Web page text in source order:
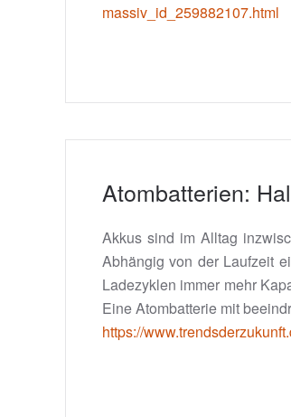
massiv_id_259882107.html
Atombatterien:
Akkus sind im Alltag
Abhängig von der Laufzeit
Ladezyklen immer mehr
Eine Atombatterie mit
https://